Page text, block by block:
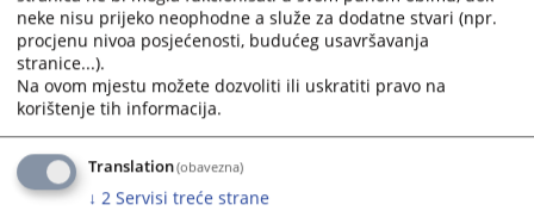
get
the
shortcuts
for
changing
dates.
get
the
shortcuts
changing
Jačanje pravosuđa Bosne i Hercegovine -
Informatizacijom i inovacijama do
efikasnosti
IT kao podrška efikasnijem pravosuđu -
Pravosudni portal - afiša
neke nisu prijeko neophodne a služe za dodatne stvari (npr.
procjenu nivoa posjećenosti, budućeg usavršavanja
stranice...).
Na ovom mjestu možete dozvoliti ili uskratiti pravo na
korištenje tih informacija.
Translation(obavezna)
↓ 2 Servisi treće strane